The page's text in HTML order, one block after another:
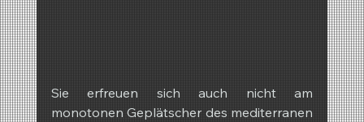
Sie erfreuen sich auch nicht am
monotonen Geplätscher des mediterranen